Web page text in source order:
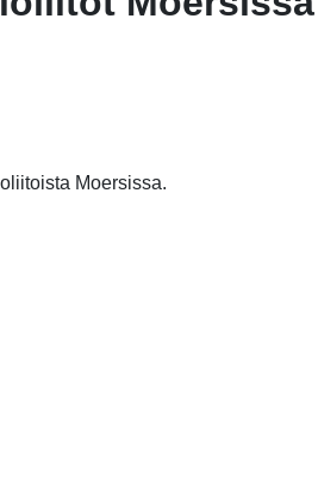
Moersissa.